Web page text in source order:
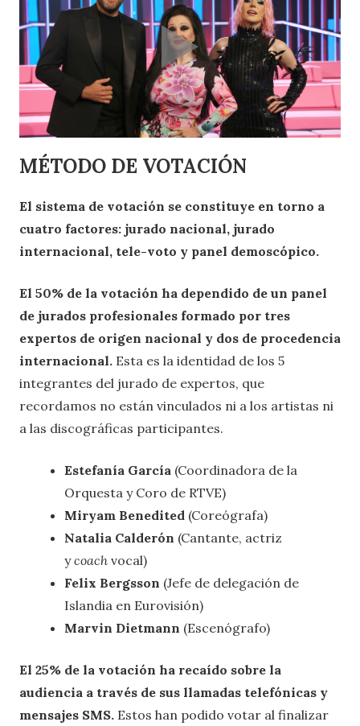
MÉTODO DE VOTACIÓN
El sistema de votación se constituye en torno a
cuatro factores: jurado nacional, jurado
internacional, tele-voto y panel demoscópico.
El 50% de la votación ha dependido de un panel
de jurados profesionales formado por tres
expertos de origen nacional y dos de procedencia
internacional. Esta es la identidad de los 5
integrantes del jurado de expertos, que
recordamos no están vinculados ni a los artistas ni
a las discográficas participantes.
Estefanía García (Coordinadora de la
Orquesta y Coro de RTVE)
Miryam Benedited (Coreógrafa)
Natalia Calderón (Cantante, actriz
ycoach vocal)
Felix Bergsson (Jefe de delegación de
Islandia en Eurovisión)
Marvin Dietmann (Escenógrafo)
El 25% de la votación ha recaído sobre la
audiencia a través de sus llamadas telefónicas y
mensajes SMS. Estos han podido votar al finalizar